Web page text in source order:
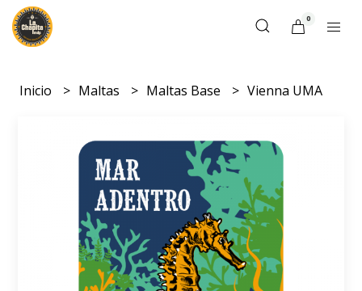
0
Inicio Maltas Maltas Base Vienna UMA